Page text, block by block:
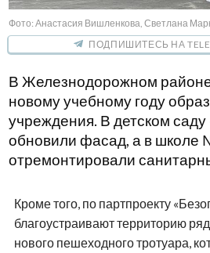
Фото: Анастасия Вишленкова, Светлана
ПОДПИШИТЕСЬ НА
В Железнодорожном районе
новому учебному году
учреждения. В детском саду
обновили фасад, а в школе
отремонтировали
Кроме того, по партпроекту
благоустраивают территорию
нового пешеходного тротуара,